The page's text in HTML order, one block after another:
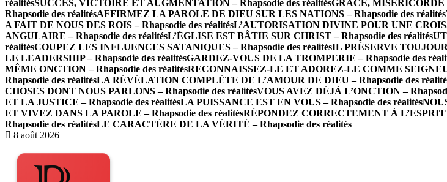
réalitésSUCCÈS, VICTOIRE ET AUGMENTATION – Rhapsodie des réalitésGRÂCE, MISÉRICORDE
Rhapsodie des réalitésAFFIRMEZ LA PAROLE DE DIEU SUR LES NATIONS – Rhapsodie des réalités
A FAIT DE NOUS DES ROIS – Rhapsodie des réalitésL’AUTORISATION DIVINE POUR UNE
ANGULAIRE – Rhapsodie des réalitésL’ÉGLISE EST BÂTIE SUR CHRIST – Rhapsodie des réalités
réalitésCOUPEZ LES INFLUENCES SATANIQUES – Rhapsodie des réalitésIL PRÉSERVE
LE LEADERSHIP – Rhapsodie des réalitésGARDEZ-VOUS DE LA TROMPERIE – Rhapsodie des
MÊME ONCTION – Rhapsodie des réalitésRECONNAISSEZ-LE ET ADOREZ-LE COMME
Rhapsodie des réalitésLA RÉVÉLATION COMPLÈTE DE L’AMOUR DE DIEU – Rhapsodie des
CHOSES DONT NOUS PARLONS – Rhapsodie des réalitésVOUS AVEZ DÉJÀ L’ONCTION –
ET LA JUSTICE – Rhapsodie des réalitésLA PUISSANCE EST EN VOUS – Rhapsodie des réalités
ET VIVEZ DANS LA PAROLE – Rhapsodie des réalitésRÉPONDEZ CORRECTEMENT À L’ESPRIT
Rhapsodie des réalitésLE CARACTÈRE DE LA VÉRITÉ – Rhapsodie des réalités
8 août 2026